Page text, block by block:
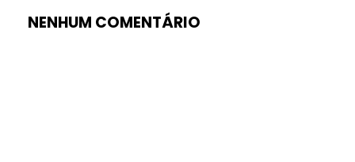
NENHUM COMENTÁRIO